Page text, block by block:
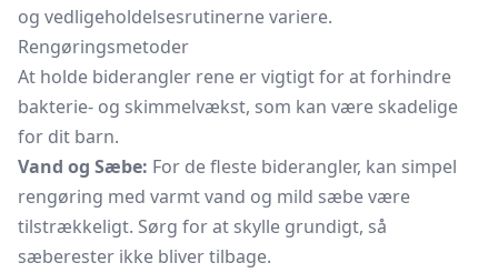
og vedligeholdelsesrutinerne variere.
Rengøringsmetoder
At holde biderangler rene er vigtigt for at forhindre
bakterie- og skimmelvækst, som kan være skadelige
for dit barn.
Vand og Sæbe: For de fleste biderangler, kan simpel
rengøring med varmt vand og mild sæbe være
tilstrækkeligt. Sørg for at skylle grundigt, så
sæberester ikke bliver tilbage.